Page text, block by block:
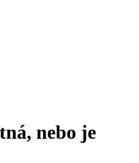
nebo je